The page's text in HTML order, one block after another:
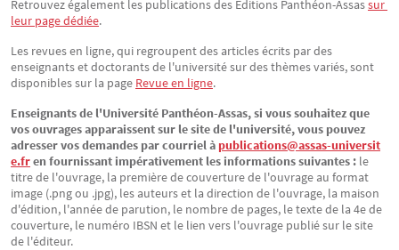
Retrouvez également les publications des Éditions Panthéon-Assassur
leur page dédiée.
Les revues en ligne, qui regroupent des articles écrits par des
enseignants et doctorants de l'université sur des thèmes variés, sont
disponibles sur la page Revue en ligne.
Enseignants de l'Université Panthéon-Assas, si vous souhaitez que
vos ouvrages apparaissent sur le site de l'université, vous pouvez
adresser vos demandes par courriel à publications@assas-universit
e.fren fournissant impérativement les informations suivantes : le
titre de l'ouvrage, la première de couverture de l'ouvrage au format
image (.png ou .jpg), les auteurs et la direction de l'ouvrage, la maison
d'édition, l'année de parution, le nombre de pages, le texte de la 4e de
couverture, le numéro IBSN et le lien vers l'ouvrage publié sur le site
de l'éditeur.